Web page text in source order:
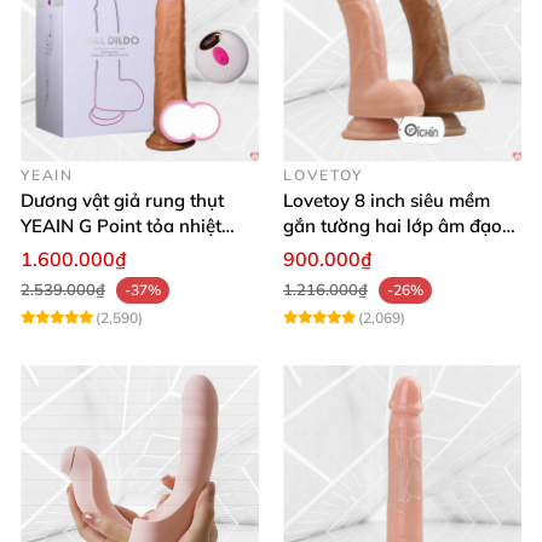
YEAIN
Dương vật giả rung thụt
YEAIN G Point tỏa nhiệt
điều khiển từ xa
1.600.000₫
2.539.000₫
-37%
(2,590)
LOVETOY
Lovetoy 8 inch siêu mềm
gắn tường hai lớp âm đạo
giả chuẩn y tế
900.000₫
1.216.000₫
-26%
(2,069)